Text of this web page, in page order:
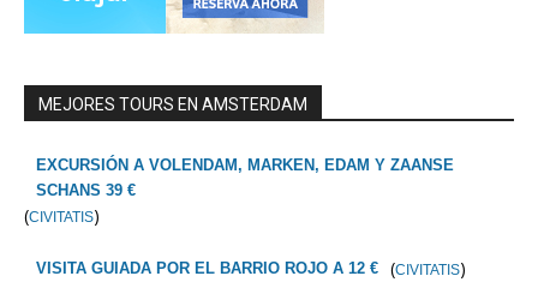
MEJORES TOURS EN AMSTERDAM
EXCURSIÓN A VOLENDAM, MARKEN, EDAM Y ZAANSE
SCHANS 39 €
(CIVITATIS)
VISITA GUIADA POR EL BARRIO ROJO A 12 € (CIVITATIS)